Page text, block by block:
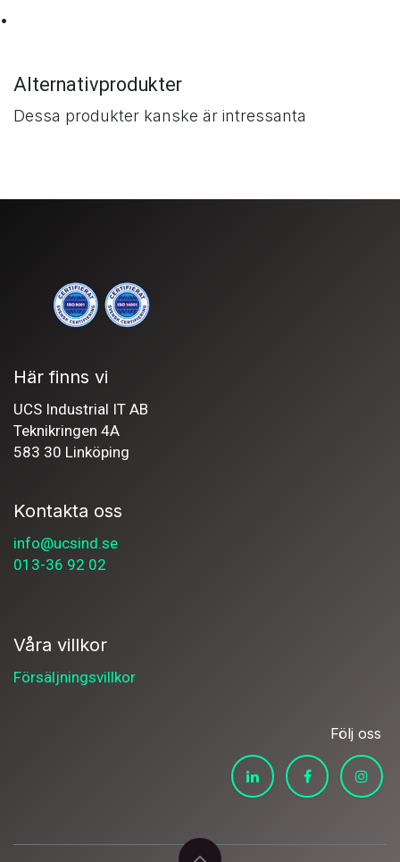
•
Alternativprodukter
Dessa produkter kanske är intressanta
Här finns vi
UCS Industrial IT AB
Teknikringen 4A
583 30 Linköping
Kontakta oss
info@ucsind.se
013-36 92 02
Våra villkor
Försäljningsvillkor
Följ oss